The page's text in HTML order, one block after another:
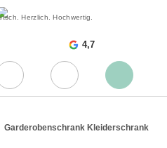
Herzlich. Hochwertig.
4,7
Garderobenschrank Kleiderschrank